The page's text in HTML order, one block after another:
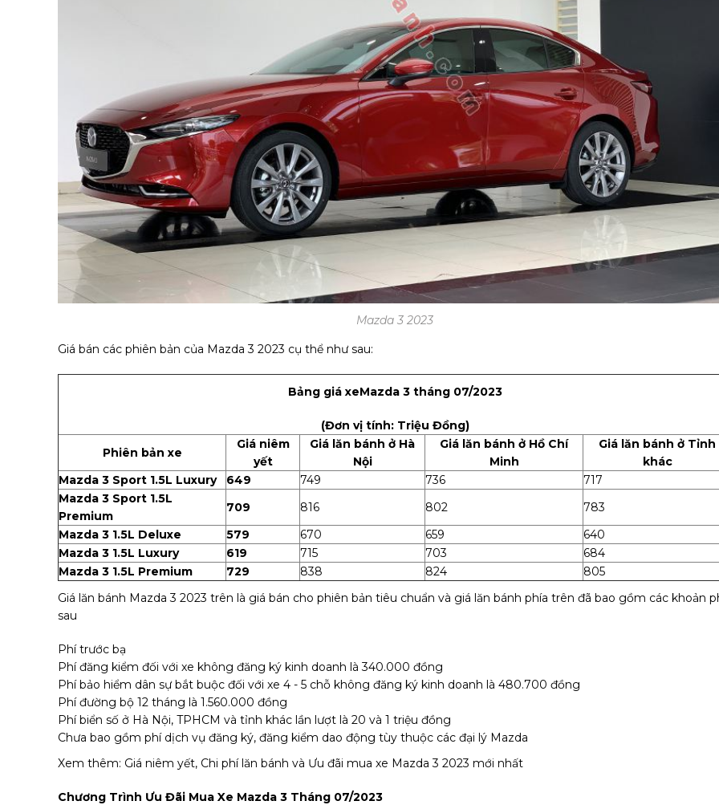
Mazda 3 2023
Giá bán các phiên bản của Mazda 3 2023 cụ thể như sau:
Bảng giá xeMazda 3 tháng 07/2023
(Đơn vị tính: Triệu Đồng)
Phiên bản xe
Giá niêm
yết
Giá lăn bánh ở Hà
Nội
Giá lăn bánh ở Hồ Chí
Minh
Giá lăn bánh ở Tỉnh
khác
Mazda 3 Sport 1.5L Luxury
649 749 736
717
Mazda 3 Sport 1.5L
Premium
709 816 802
783
Mazda 3 1.5L Deluxe
579 670 659
640
Mazda 3 1.5L Luxury
619 715 703
684
Mazda 3 1.5L Premium
729 838 824
805
Giá lăn bánh Mazda 3 2023 trên là giá bán cho phiên bản tiêu chuẩn và giá lăn bánh phía trên đã bao gồm các khoản
sau
Phí trước bạ
Phí đăng kiểm đối với xe không đăng ký kinh doanh là 340.000 đồng
Phí bảo hiểm dân sự bắt buộc đối với xe 4 - 5 chỗ không đăng ký kinh doanh là 480.700 đồng
Phí đường bộ 12 tháng là 1.560.000 đồng
Phí biển số ở Hà Nội, TPHCM và tỉnh khác lần lượt là 20 và 1 triệu đồng
Chưa bao gồm phí dịch vụ đăng ký, đăng kiểm dao động tùy thuộc các đại lý Mazda
Xem thêm: Giá niêm yết, Chi phí lăn bánh và Ưu đãi mua xe Mazda 3 2023 mới nhất
Chương Trình Ưu Đãi Mua Xe Mazda 3 Tháng 07/2023